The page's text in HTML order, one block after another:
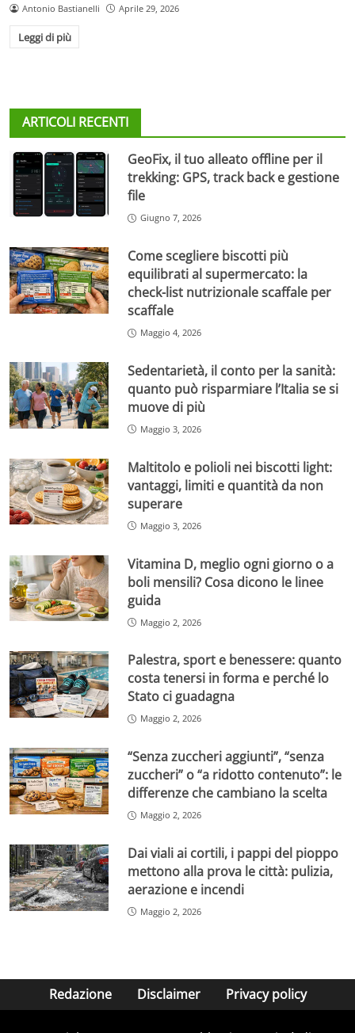
Antonio Bastianelli Aprile 29, 2026
Leggi di più
ARTICOLI RECENTI
GeoFix, il tuo alleato offline per il
trekking: GPS, track back e gestione
file
Giugno 7, 2026
Come scegliere biscotti più
equilibrati al supermercato: la
check-list nutrizionale scaffale per
scaffale
Maggio 4, 2026
Sedentarietà, il conto per la sanità:
quanto può risparmiare l’Italia se si
muove di più
Maggio 3, 2026
Maltitolo e polioli nei biscotti light:
vantaggi, limiti e quantità da non
superare
Maggio 3, 2026
Vitamina D, meglio ogni giorno o a
boli mensili? Cosa dicono le linee
guida
Maggio 2, 2026
Palestra, sport e benessere: quanto
costa tenersi in forma e perché lo
Stato ci guadagna
Maggio 2, 2026
“Senza zuccheri aggiunti”, “senza
zuccheri” o “a ridotto contenuto”: le
differenze che cambiano la scelta
Maggio 2, 2026
Dai viali ai cortili, i pappi del pioppo
mettono alla prova le città: pulizia,
aerazione e incendi
Maggio 2, 2026
Redazione Disclaimer Privacy policy